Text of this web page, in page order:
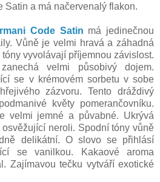
Satin a má načervenalý flakon.
Code Satin má jedinečnou
Vůně je velmi hravá a záhadná
vyvolávají příjemnou závislost.
velmi působivý dojem.
se v krémovém sorbetu v sobe
zázvoru. Tento dráždivý
květy pomerančovníku.
velmi jemné a půvabné. Ukrývá
neroli. Spodní tóny vůně
delikátní. O slovo se přihlásí
se vanilkou. Kakaové aroma
Zajímavou tečku vytváří exotické